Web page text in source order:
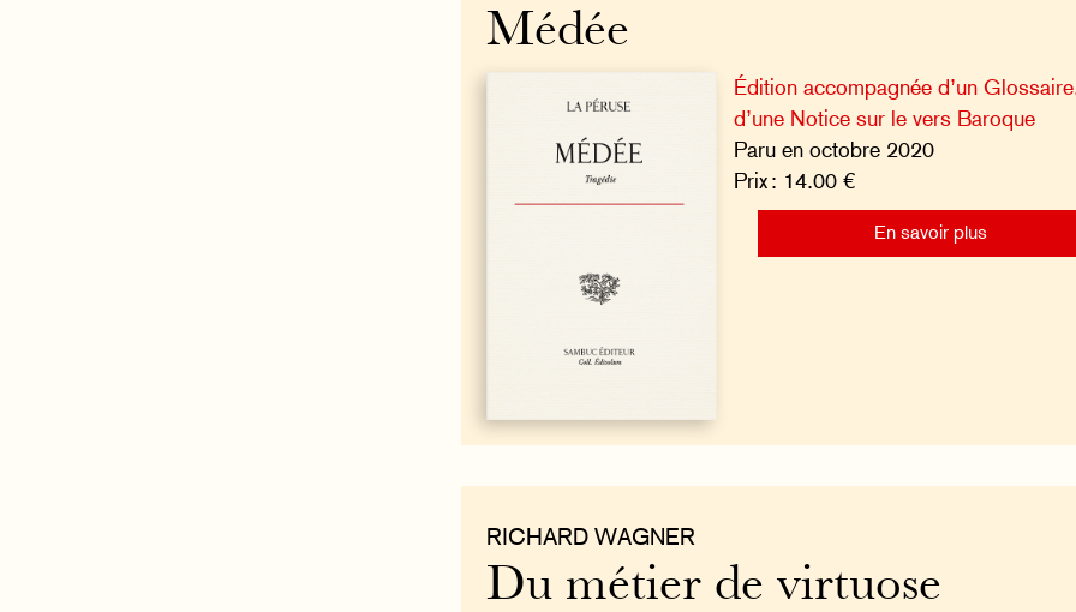
Médée
Édition accompagnée d’un
d’une Notice sur le vers Baroque
Paru en octobre 2020
Prix : 14.00 €
En savoir plus
RICHARD WAGNER
Du métier de virtuose